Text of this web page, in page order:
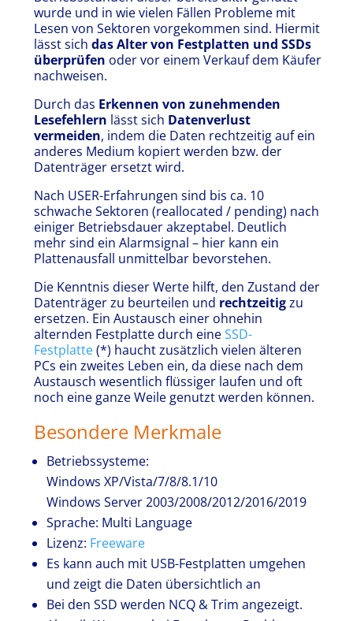
wurde und in wie vielen Fällen Probleme mit
Lesen von Sektoren vorgekommen sind. Hiermit
lässt sich das Alter von Festplatten und SSDs
überprüfen oder vor einem Verkauf dem Käufer
nachweisen.
Durch das Erkennen von zunehmenden
Lesefehlern lässt sich Datenverlust
vermeiden, indem die Daten rechtzeitig auf ein
anderes Medium kopiert werden bzw. der
Datenträger ersetzt wird.
Nach USER-Erfahrungen sind bis ca. 10
schwache Sektoren (reallocated / pending) nach
einiger Betriebsdauer akzeptabel. Deutlich
mehr sind ein Alarmsignal – hier kann ein
Plattenausfall unmittelbar bevorstehen.
Die Kenntnis dieser Werte hilft, den Zustand der
Datenträger zu beurteilen und rechtzeitigzu
ersetzen. Ein Austausch einer ohnehin
alternden Festplatte durch eineSSD-
Festplatte(*) haucht zusätzlich vielen älteren
PCs ein zweites Leben ein, da diese nach dem
Austausch wesentlich flüssiger laufen und oft
noch eine ganze Weile genutzt werden können.
Besondere Merkmale
Betriebssysteme:
Windows XP/Vista/7/8/8.1/10
Windows Server 2003/2008/2012/2016/2019
Sprache: Multi Language
Lizenz: Freeware
Es kann auch mit USB-Festplatten umgehen
und zeigt die Daten übersichtlich an
Bei den SSD werden NCQ & Trim angezeigt.